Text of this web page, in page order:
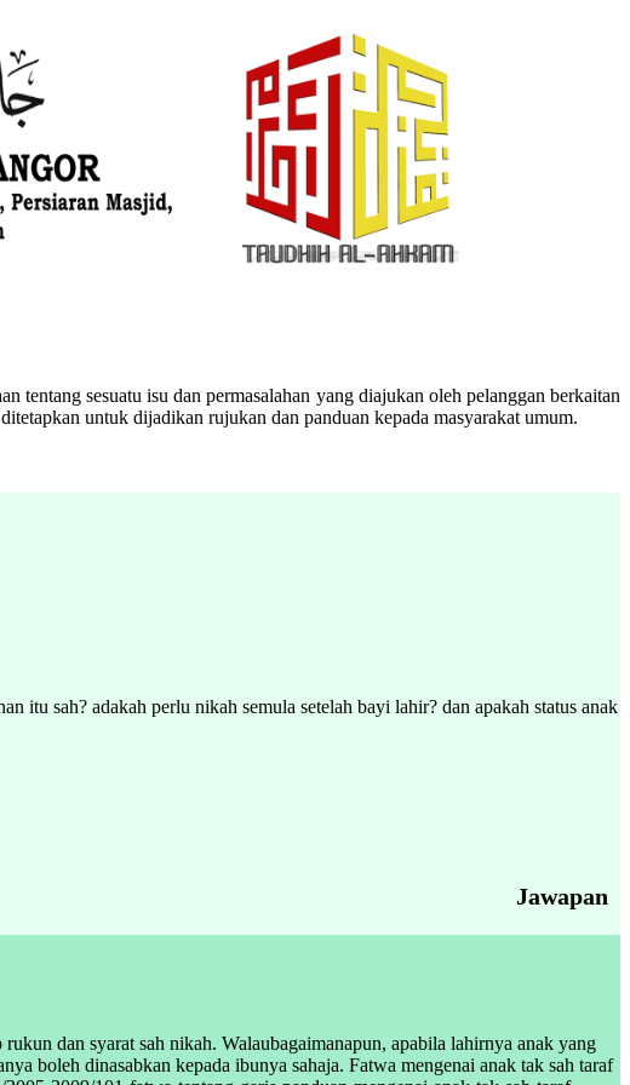
tentang sesuatu isu dan permasalahan yang diajukan oleh pelanggan berkaitan
untuk dijadikan rujukan dan panduan kepada masyarakat umum.
itu sah? adakah perlu nikah semula setelah bayi lahir? dan apakah status anak
Jawapan
dan syarat sah nikah. Walaubagaimanapun, apabila lahirnya anak yang
boleh dinasabkan kepada ibunya sahaja. Fatwa mengenai anak tak sah taraf